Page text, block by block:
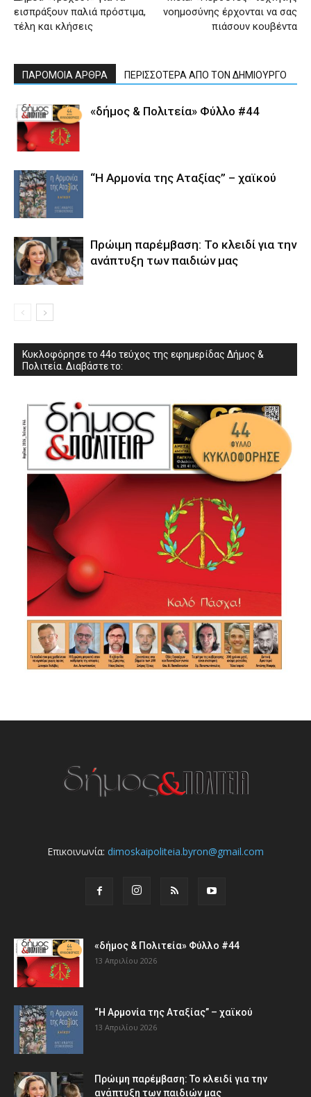
εισπράξουν παλιά πρόστιμα,
τέλη και κλήσεις
νοημοσύνης έρχονται να σας
πιάσουν κουβέντα
ΠΑΡΟΜΟΙΑ ΑΡΘΡΑ ΠΕΡΙΣΣΟΤΕΡΑ ΑΠΟ ΤΟΝ ΔΗΜΙΟΥΡΓΟ
«δήμος & Πολιτεία» Φύλλο #44
“Η Αρμονία της Αταξίας” – χαϊκού
Πρώιμη παρέμβαση: Το κλειδί για την
ανάπτυξη των παιδιών µας
Κυκλοφόρησε το 44ο τεύχος της εφημερίδας Δήμος &
Πολιτεία. Διαβάστε το:
Επικοινωνία: dimoskaipoliteia.byron@gmail.com
«δήμος & Πολιτεία» Φύλλο #44
13 Απριλίου 2026
“Η Αρμονία της Αταξίας” – χαϊκού
13 Απριλίου 2026
Πρώιμη παρέμβαση: Το κλειδί για την
ανάπτυξη των παιδιών µας